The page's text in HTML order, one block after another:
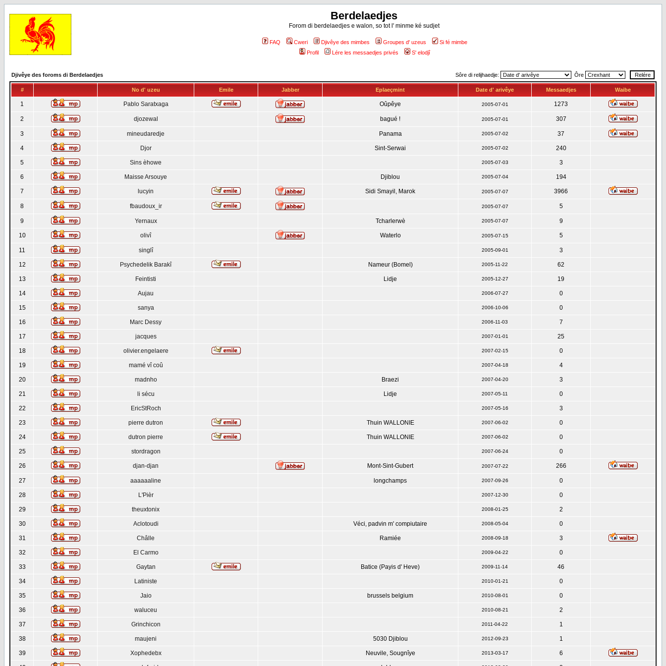
Berdelaedjes
Forom di berdelaedjes e walon, so tot l' minme ké sudjet
FAQ Cweri Djivêye des mimbes Groupes d' uzeus
Si fé mimbe
Profil
Lére les messaedjes privés S' elodjî
Djivêye des foroms di Berdelaedjes Sôre di relijhaedje: Ôre
# No d' uzeu Emile Jabber Eplaeçmint Date d' arivêye Messaedjes Waibe
1 Pablo Saratxaga Oûpêye 2005-07-01 1273
2 djozewal bagué ! 2005-07-01 307
3 mineudaredje Panama 2005-07-02 37
4 Djor Sint-Serwai 2005-07-02 240
5 Sins èhowe 2005-07-03 3
6 Maisse Arsouye Djiblou 2005-07-04 194
7 lucyin Sidi Smayil, Marok 2005-07-07 3966
8 fbaudoux_ir 2005-07-07 5
9 Yernaux Tcharlerwè 2005-07-07 9
10 olivî Waterlo 2005-07-15 5
11 singlî 2005-09-01 3
12 Psychedelik Barakî Nameur (Bomel) 2005-11-22 62
13 Feintisti Lidje 2005-12-27 19
14 Aujau 2006-07-27 0
15 sanya 2006-10-06 0
16 Marc Dessy 2006-11-03 7
17 jacques 2007-01-01 25
18 olivier.engelaere 2007-02-15 0
19 mamé vî coû 2007-04-18 4
20 madnho Braezi 2007-04-20 3
21 li sécu Lidje 2007-05-11 0
22 EricStRoch 2007-05-16 3
23 pierre dutron Thuin WALLONIE 2007-06-02 0
24 dutron pierre Thuin WALLONIE 2007-06-02 0
25 stordragon 2007-06-24 0
26 djan-djan Mont-Sint-Gubert 2007-07-22 266
27 aaaaaaline longchamps 2007-09-26 0
28 L'Pièr 2007-12-30 0
29 theuxtonix 2008-01-25 2
30 Aclotoudi Véci, padvin m' compiutaire 2008-05-04 0
31 Châlle Ramiée 2008-09-18 3
32 El Carmo 2009-04-22 0
33 Gaytan Batice (Payis d' Heve) 2009-11-14 46
34 Latiniste 2010-01-21 0
35 Jaio brussels belgium 2010-08-01 0
36 waluceu 2010-08-21 2
37 Grinchicon 2011-04-22 1
38 maujeni 5030 Djiblou 2012-09-23 1
39 Xophedebx Neuvile, Sougnîye 2013-03-17 6